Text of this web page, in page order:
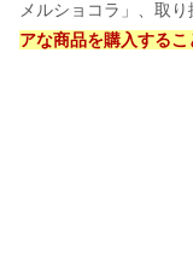
メルショコラ」、取
アな商品を購入する